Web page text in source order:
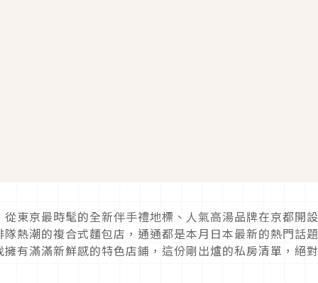
東京最時髦的全新伴手禮地標、人氣高湯品牌在京都開
熱潮的複合式麵包店，通通都是本月日本最新的熱門話
有滿滿新鮮感的特色店鋪，這份剛出爐的私房清單，絕